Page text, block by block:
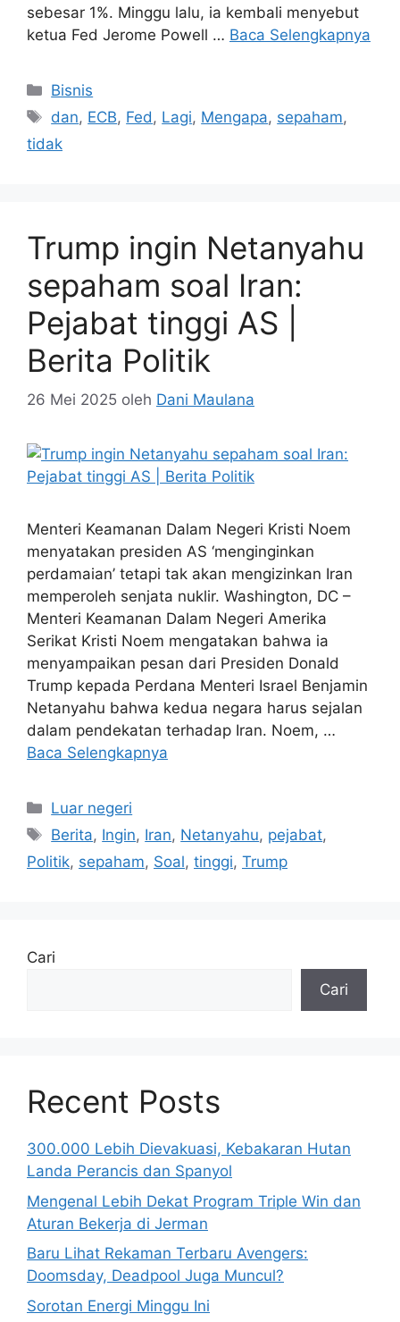
sebesar 1%. Minggu lalu, ia kembali menyebut
ketua Fed Jerome Powell … Baca Selengkapnya
Kategori
Bisnis
Tag
dan, ECB, Fed , Lagi, Mengapa, sepaham,
tidak
Trump ingin Netanyahu
sepaham soal Iran:
Pejabat tinggi AS |
Berita Politik
26 Mei 2025 oleh Dani Maulana
Menteri Keamanan Dalam Negeri Kristi Noem
menyatakan presiden AS ‘menginginkan
perdamaian’ tetapi tak akan mengizinkan Iran
memperoleh senjata nuklir. Washington, DC –
Menteri Keamanan Dalam Negeri Amerika
Serikat Kristi Noem mengatakan bahwa ia
menyampaikan pesan dari Presiden Donald
Trump kepada Perdana Menteri Israel Benjamin
Netanyahu bahwa kedua negara harus sejalan
dalam pendekatan terhadap Iran. Noem, …
Baca Selengkapnya
Kategori
Luar negeri
Tag
Berita, Ingin, Iran, Netanyahu, pejabat,
Politik, sepaham, Soal, tinggi, Trump
Cari
Cari
Recent Posts
300.000 Lebih Dievakuasi, Kebakaran Hutan
Landa Perancis dan Spanyol
Mengenal Lebih Dekat Program Triple Win dan
Aturan Bekerja di Jerman
Baru Lihat Rekaman Terbaru Avengers:
Doomsday, Deadpool Juga Muncul?
Sorotan Energi Minggu Ini